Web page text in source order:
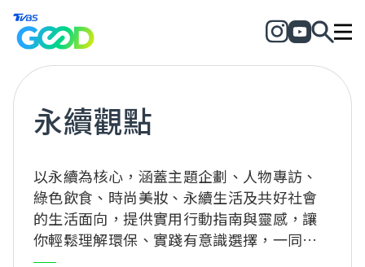
永續觀點
以永續為核心，涵蓋主題企劃、人物專訪、
綠色飲食、時尚美妝、永續生活及共好社會
的生活面向，提供實用行動指南與靈感，讓
你輕鬆理解環保、實踐有意識選擇，一同為
地球與社會創造正向改變！